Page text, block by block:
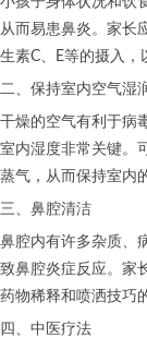
从而易患鼻炎。家长
生素C、E等的摄入，
二、保持室内空气湿
干燥的空气有利于病
室内湿度非常关键。
蒸气，从而保持室内
三、鼻腔清洁
鼻腔内有许多杂质、
致鼻腔炎症反应。家
药物稀释和喷洒技巧
四、中医疗法